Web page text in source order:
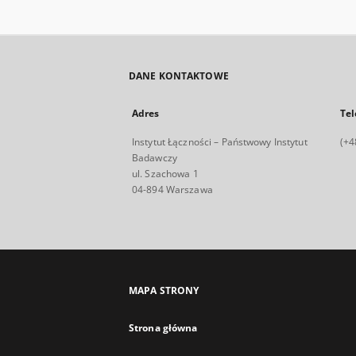
DANE KONTAKTOWE
Adres
Instytut Łączności – Państwowy Instytut
Badawczy
ul. Szachowa 1
04-894 Warszawa
MAPA STRONY
Strona główna